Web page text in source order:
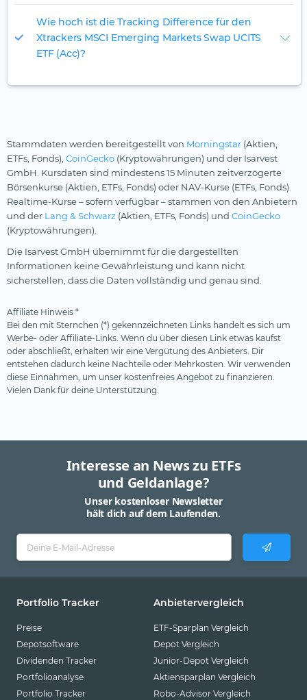
Wie hoch ist die Tracking Difference für den
Xtrackers MSCI Emerging Markets Swap UCITS
ETF (Acc)?
Stammdaten werden bereitgestellt von Morningstar (Aktien,
ETFs, Fonds), CoinGecko (Kryptowährungen) und der Isarvest
GmbH. Kursdaten sind mindestens 15 Minuten zeitverzögerte
Börsenkurse (Aktien, ETFs, Fonds) oder NAV-Kurse (ETFs, Fonds).
Realtime-Kurse – sofern verfügbar – stammen von den Anbietern
und der Lang & Schwarz (Aktien, ETFs, Fonds) und CoinGecko
(Kryptowährungen).
Die Isarvest GmbH übernimmt für die dargestellten
Informationen keine Gewährleistung und kann nicht
sicherstellen, dass die Daten vollständig und genau sind.
Affiliate Hinweis *
Bei den mit Sternchen (*) gekennzeichneten Links handelt es sich um
Werbe- oder Affiliate-Links. Wenn du über diesen Link etwas kaufst
oder abschließt, erhalten wir eine Vergütung des Anbieters. Dir
entstehen dadurch keine Nachteile oder Mehrkosten. Wir verwenden
diese Einnahmen, um unser kostenfreies Angebot zu finanzieren.
Vielen Dank für deine Unterstützung.
Interesse an News zu ETFs
und Geldanlage?
Unser kostenloser Newsletter
hält dich auf dem Laufenden.
Portfolio Tracker
Preise
Depotsoftware
Dividenden Tracker
Portfolioanalyse
Portfolio Tracker
Anbietervergleich
ETF-Sparplan Vergleich
Depot Vergleich
Junior-Depot Vergleich
Aktiensparplan Vergleich
Robo-Advisor Vergleich